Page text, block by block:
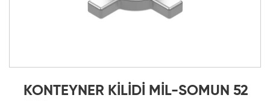
KONTEYNER KİLİDİ MİL-SOMUN 52